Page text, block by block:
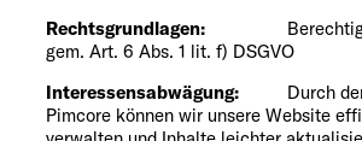
Rechtsgrundlagen:
gem. Art. 6 Abs. 1 lit. f) DSGVO
Interessensabwägung: Durch
Pimcore können wir unsere Website